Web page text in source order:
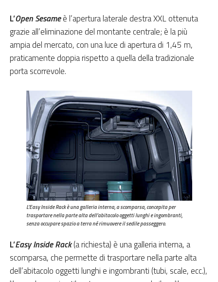
L’Open Sesameè l’apertura laterale destra XXL ottenuta
grazie all’eliminazione del montante centrale; è la più
ampia del mercato, con una luce di apertura di 1,45 m,
praticamente doppia rispetto a quella della tradizionale
porta scorrevole.
L’Easy Inside Rackè una galleria interna, a scomparsa, concepita per
trasportare nella parte alta dell’abitacolo oggetti lunghi e ingombranti,
senza occupare spazio a terra né rimuovere il sedile passeggero.
L’Easy Inside Rack(a richiesta) è una galleria interna, a
scomparsa, che permette di trasportare nella parte alta
dell’abitacolo oggetti lunghi e ingombranti (tubi, scale, ecc.),